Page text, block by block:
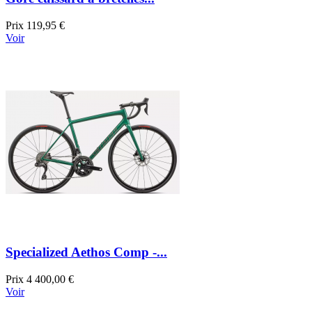
Prix 119,95 €
Voir
Specialized Aethos Comp -...
Prix 4 400,00 €
Voir